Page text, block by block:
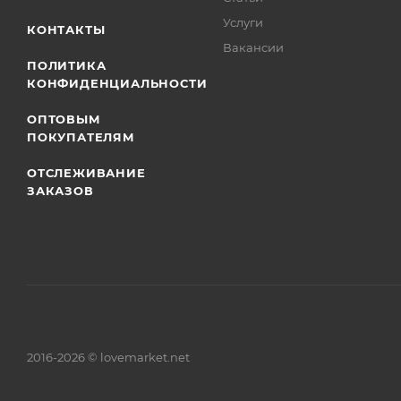
КОНТАКТЫ
ПОЛИТИКА
КОНФИДЕНЦИАЛЬНОСТИ
ОПТОВЫМ
ПОКУПАТЕЛЯМ
ОТСЛЕЖИВАНИЕ
ЗАКАЗОВ
Услуги
Вакансии
2016-2026 © lovemarket.net